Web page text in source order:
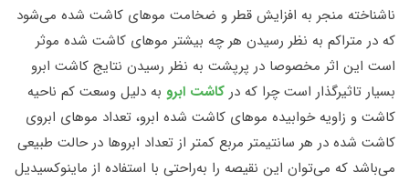
ناشناخته منجر به افزایش قطر و ضخامت موهای کاشت شده می‌شود
که در متراکم به نظر رسیدن هر چه بیشتر موهای کاشت شده موثر
است این اثر مخصوصا در پرپشت به نظر رسیدن نتایج کاشت ابرو
بسیار تاثیرگذار است چرا که در کاشت ابرو به دلیل وسعت کم ناحیه
کاشت و زاویه خوابیده موهای کاشت شده ابرو، تعداد موهای ابروی
کاشت شده در هر سانتیمتر مربع کمتر از تعداد ابروها در حالت طبیعی
می‌باشد که می‌توان این نقیصه را به‌راحتی با استفاده از ماینوکسیدیل